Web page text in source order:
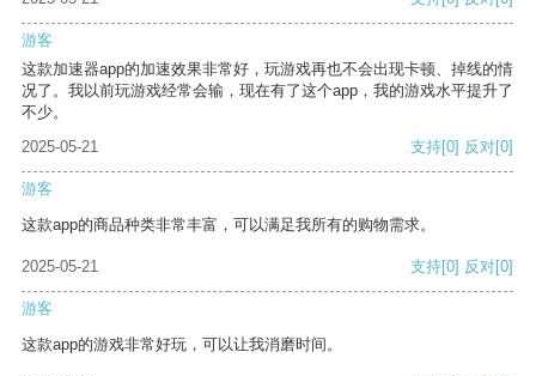
游客
这款加速器app的加速效果非常好，玩游戏再也不会出现卡顿、掉线的情
况了。我以前玩游戏经常会输，现在有了这个app，我的游戏水平提升了
不少。
2025-05-21
支持[0] 反对[0]
游客
这款app的商品种类非常丰富，可以满足我所有的购物需求。
2025-05-21 支持[0] 反对[0]
游客
这款app的游戏非常好玩，可以让我消磨时间。